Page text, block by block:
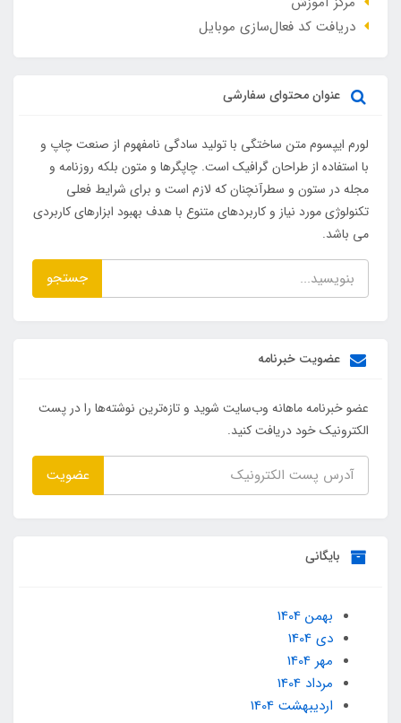
دریافت کد فعال‌سازی موبایل
عنوان محتوای سفارشی
لورم ایپسوم متن ساختگی با تولید سادگی نامفهوم از صنعت چاپ و
با استفاده از طراحان گرافیک است. چاپگرها و متون بلکه روزنامه و
مجله در ستون و سطرآنچنان که لازم است و برای شرایط فعلی
تکنولوژی مورد نیاز و کاربردهای متنوع با هدف بهبود ابزارهای کاربردی
می باشد.
جستجو
عضویت خبرنامه
عضو خبرنامه ماهانه وب‌سایت شوید و تازه‌ترین نوشته‌ها را در پست
الکترونیک خود دریافت کنید.
عضویت
بایگانی
بهمن 1404
دی 1404
مهر 1404
مرداد 1404
ارديبهشت 1404